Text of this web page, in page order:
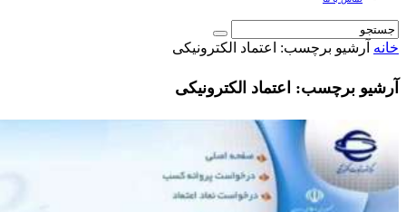
خانه آرشیو برچسب: اعتماد الکترونیکی
آرشیو برچسب: اعتماد الکترونیکی